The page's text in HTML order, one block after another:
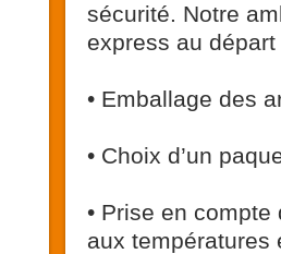
sécurité. Notre
express au
• Emballage des
• Choix d’un
• Prise en
aux températures